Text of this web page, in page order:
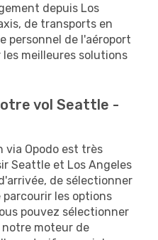
depuis Los
de transports en
personnel de l'aéroport
meilleures solutions
vol Seattle -
via Opodo est très
Seattle et Los Angeles
de sélectionner
les options
pouvez sélectionner
moteur de